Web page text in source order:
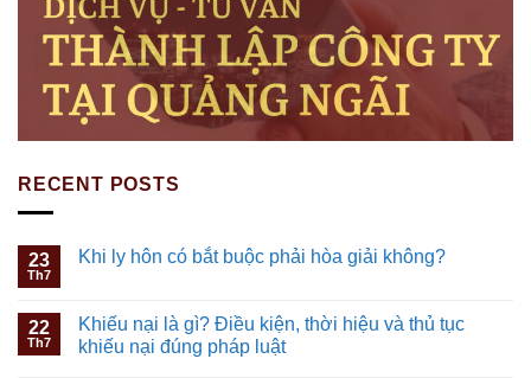
RECENT POSTS
23
Th7
Khi ly hôn có bắt buộc phải hòa giải không?
22
Th7
Khiếu nại là gì? Điều kiện, thời hiệu và thủ tục
khiếu nại đúng pháp luật